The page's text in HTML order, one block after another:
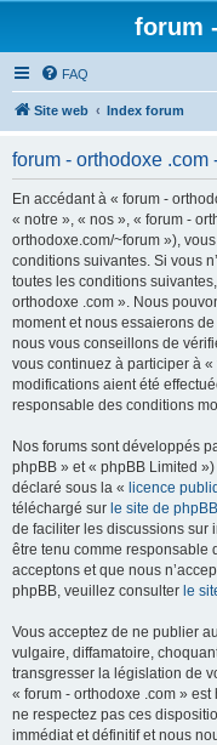
forum
FAQ
Site web Index forum
forum - orthodoxe .com
En accédant à « forum -
« notre », « nos », « forum -
orthodoxe.com/~forum »),
conditions suivantes. Si vous
toutes les conditions
orthodoxe .com ». Nous
moment et nous essaierons
nous vous conseillons de
vous continuez à participer à
modifications aient été
responsable des conditions
Nos forums sont développés
phpBB » et « phpBB Limited
déclaré sous la « licence
téléchargé sur le site de phpBB
de faciliter les discussions sur
être tenu comme responsable
acceptons et que nous
phpBB, veuillez consulter le
Vous acceptez de ne publier
vulgaire, diffamatoire,
transgresser la législation de
« forum - orthodoxe .com »
ne respectez pas ces
immédiat et définitif et nous